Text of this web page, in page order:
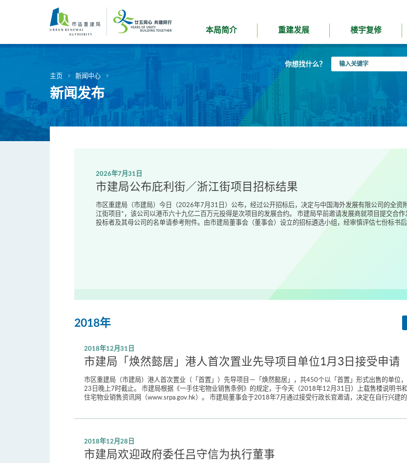
内
本局简介 重建发展 楼宇复修
你想找什么？
入
主页 新闻中心
新闻发布
2026年7月31日
市建局公布庇利街／浙江街项目招标结果
市区重建局（市建局）今日（2026年7月31日）公布，经过公开招标后，决定与中国海外发展有限公司的全资
江街项目*，该公司以港币六十九亿二百万元投得是次项目的发展合约。 市建局早前邀请发展商就项目提交合
投标者及其母公司的名单请参考附件。由市建局董事会（董事会）设立的招标遴选小组，经审慎评估七份标书
2018年
2018年12月31日
市建局「焕然懿居」港人首次置业先导项目单位1月3日接受申请
市区重建局（市建局）港人首次置业（「首置」）先导项目－「焕然懿居」，共450个以「首置」形式出售的单
23日晚上7时截止。 市建局根据《一手住宅物业销售条例》的规定，于今天（2018年12月31日）上载售楼说明书
住宅物业销售资讯网（www.srpa.gov.hk）。 市建局董事会于2018年7月通过接受行政长官邀请，决定在自行兴建
2018年12月28日
市建局欢迎政府委任吕守信为执行董事